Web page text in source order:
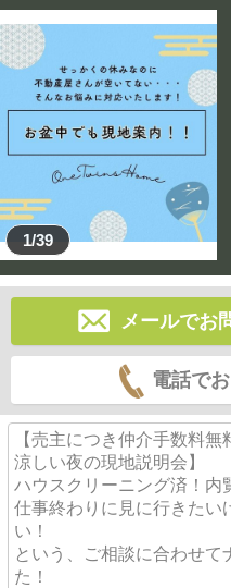
という、ご相談に合わせ
た！
送迎も可能です！お時間
♪
●リフォームプランありま
●前面道路広々5ｍの閑静な
●全居室収納付き♪
●全居室2面採光♪
●阪神本線「芦屋」駅 徒
●JR神戸線「芦屋」駅 徒
●阪急バス「茶屋ノ町」
●芦屋市立 精道小学校 徒
●芦屋市立 精道中学校 徒
1/39
メールでお
電話で
【売主につき仲介手数料
涼しい夜の現地説明会】
ハウスクリーニング済！内
仕事終わりに見に行きたい
い！
という、ご相談に合わせて
た！